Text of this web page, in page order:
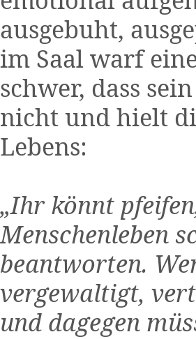
ausgebuht,
im Saal warf
schwer, dass
nicht und hielt
Lebens:
„Ihr könnt
Menschenleben
beantworten.
vergewaltigt,
und dagegen